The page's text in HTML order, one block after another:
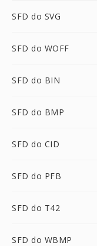
SFD do SVG
SFD do WOFF
SFD do BIN
SFD do BMP
SFD do CID
SFD do PFB
SFD do T42
SFD do WBMP